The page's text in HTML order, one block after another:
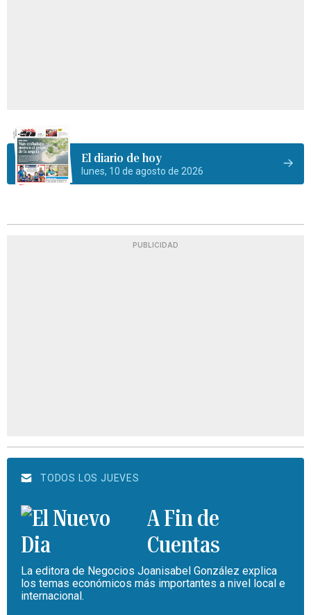
El diario de hoy
lunes, 10 de agosto de 2026
PUBLICIDAD
TODOS LOS JUEVES
A Fin de
Cuentas
La editora de Negocios Joanisabel González explica
los temas económicos más importantes a nivel local e
internacional.